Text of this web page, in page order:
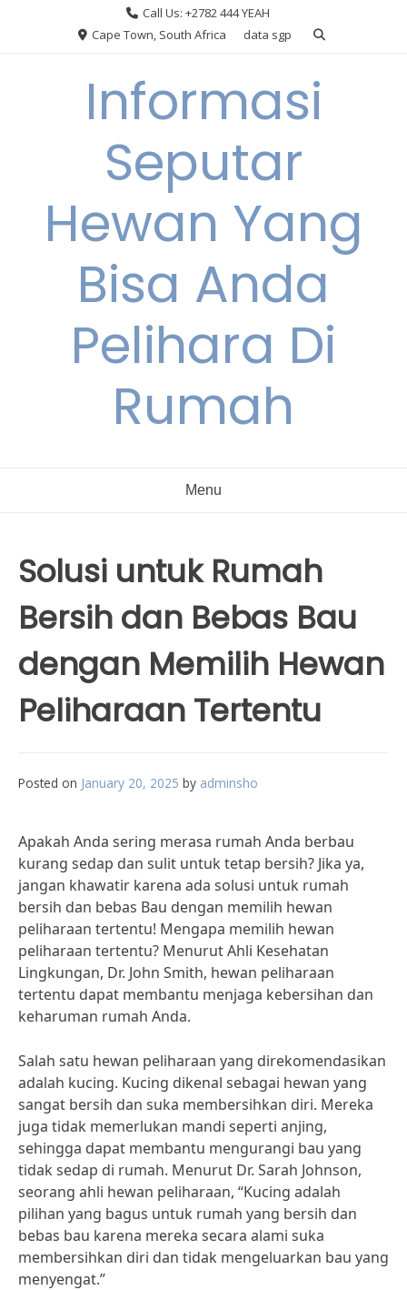
Call Us: +2782 444 YEAH
Cape Town, South Africa
data sgp
Informasi
Seputar
Hewan Yang
Bisa Anda
Pelihara Di
Rumah
Menu
Solusi untuk Rumah
Bersih dan Bebas Bau
dengan Memilih Hewan
Peliharaan Tertentu
Posted on January 20, 2025 by adminsho
Apakah Anda sering merasa rumah Anda berbau
kurang sedap dan sulit untuk tetap bersih? Jika ya,
jangan khawatir karena ada solusi untuk rumah
bersih dan bebas Bau dengan memilih hewan
peliharaan tertentu! Mengapa memilih hewan
peliharaan tertentu? Menurut Ahli Kesehatan
Lingkungan, Dr. John Smith, hewan peliharaan
tertentu dapat membantu menjaga kebersihan dan
keharuman rumah Anda.
Salah satu hewan peliharaan yang direkomendasikan
adalah kucing. Kucing dikenal sebagai hewan yang
sangat bersih dan suka membersihkan diri. Mereka
juga tidak memerlukan mandi seperti anjing,
sehingga dapat membantu mengurangi bau yang
tidak sedap di rumah. Menurut Dr. Sarah Johnson,
seorang ahli hewan peliharaan, “Kucing adalah
pilihan yang bagus untuk rumah yang bersih dan
bebas bau karena mereka secara alami suka
membersihkan diri dan tidak mengeluarkan bau yang
menyengat.”